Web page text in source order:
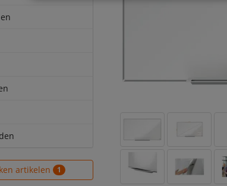
artikelen 1